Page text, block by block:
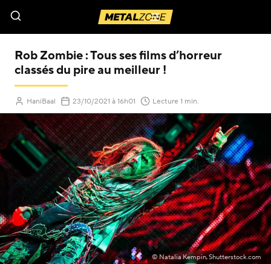
Menu
Rob Zombie : Tous ses films d’horreur
classés du pire au meilleur !
HaniBaal 23/10/2021 (Mis à jour le )
à 16h01 Lecture 1 min.
© Natalia Kempin, Shutterstock.com